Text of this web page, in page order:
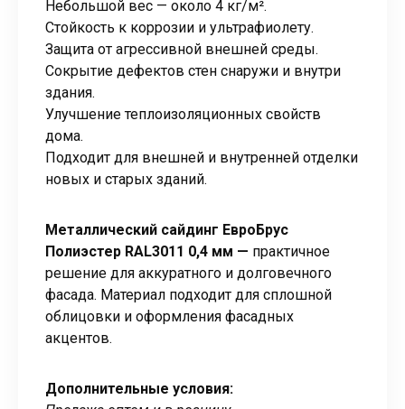
Небольшой вес — около 4 кг/м².
Стойкость к коррозии и ультрафиолету.
Защита от агрессивной внешней среды.
Сокрытие дефектов стен снаружи и внутри
здания.
Улучшение теплоизоляционных свойств
дома.
Подходит для внешней и внутренней отделки
новых и старых зданий.
Металлический сайдинг ЕвроБрус
Полиэстер RAL3011 0,4 мм — практичное
решение для аккуратного и долговечного
фасада. Материал подходит для сплошной
облицовки и оформления фасадных
акцентов.
Дополнительные условия: